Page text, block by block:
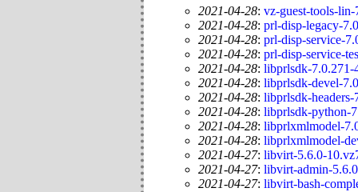
2021-04-28: vz-guest-tools-
2021-04-28: prl-disp-legacy-
2021-04-28: prl-disp-service-
2021-04-28: prl-disp-service-
2021-04-28: libprlsdk-7.0.271-
2021-04-28: libprlsdk-devel-
2021-04-28: libprlsdk-
2021-04-28: libprlsdk-python-
2021-04-28: libprlxmlmodel-
2021-04-28: libprlxmlmodel-
2021-04-27: libvirt-5.6.0-
2021-04-27: libvirt-admin-
2021-04-27: libvirt-bash-